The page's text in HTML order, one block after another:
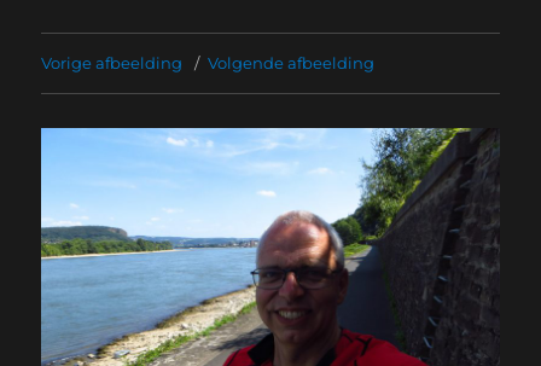
Vorige afbeelding Volgende afbeelding